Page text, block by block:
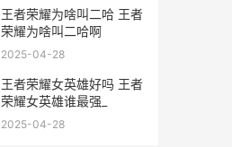
王者荣耀为啥叫二哈 王者
荣耀为啥叫二哈啊
2025-04-28
王者荣耀女英雄好吗 王者
荣耀女英雄谁最强_
2025-04-28